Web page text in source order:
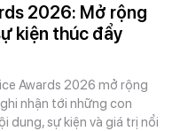
2026: Mở rộng
kiện thúc đẩy
Awards 2026 mở rộng
nhận tới những con
dung, sự kiện và giá trị nổi